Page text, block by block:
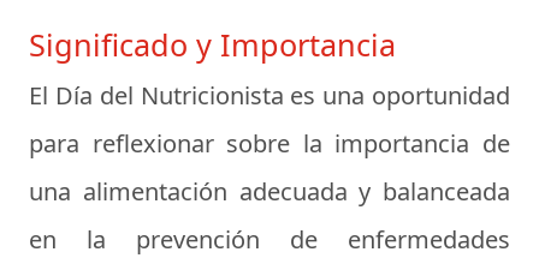
Significado y Importancia
El Día del Nutricionista es una oportunidad
para reflexionar sobre la importancia de
una alimentación adecuada y balanceada
en la prevención de enfermedades